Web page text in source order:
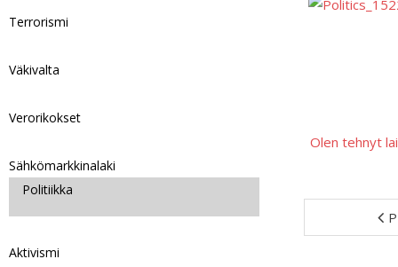
Olen tehnyt
Terrorismi
Väkivalta
Verorikokset
Sähkömarkkinalaki
Politiikka
Aktivismi